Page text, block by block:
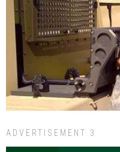
ADVERTISEMENT 3